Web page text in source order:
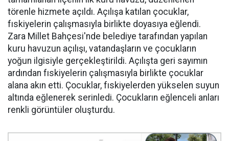
törenle hizmete açıldı. Açılışa katılan çocuklar,
fıskiyelerin çalışmasıyla birlikte doyasıya eğlendi.
Zara Millet Bahçesi'nde belediye tarafından yapılan
kuru havuzun açılışı, vatandaşların ve çocukların
yoğun ilgisiyle gerçekleştirildi. Açılışta geri sayımın
ardından fıskiyelerin çalışmasıyla birlikte çocuklar
alana akın etti. Çocuklar, fıskiyelerden yükselen suyun
altında eğlenerek serinledi. Çocukların eğlenceli anları
renkli görüntüler oluşturdu.